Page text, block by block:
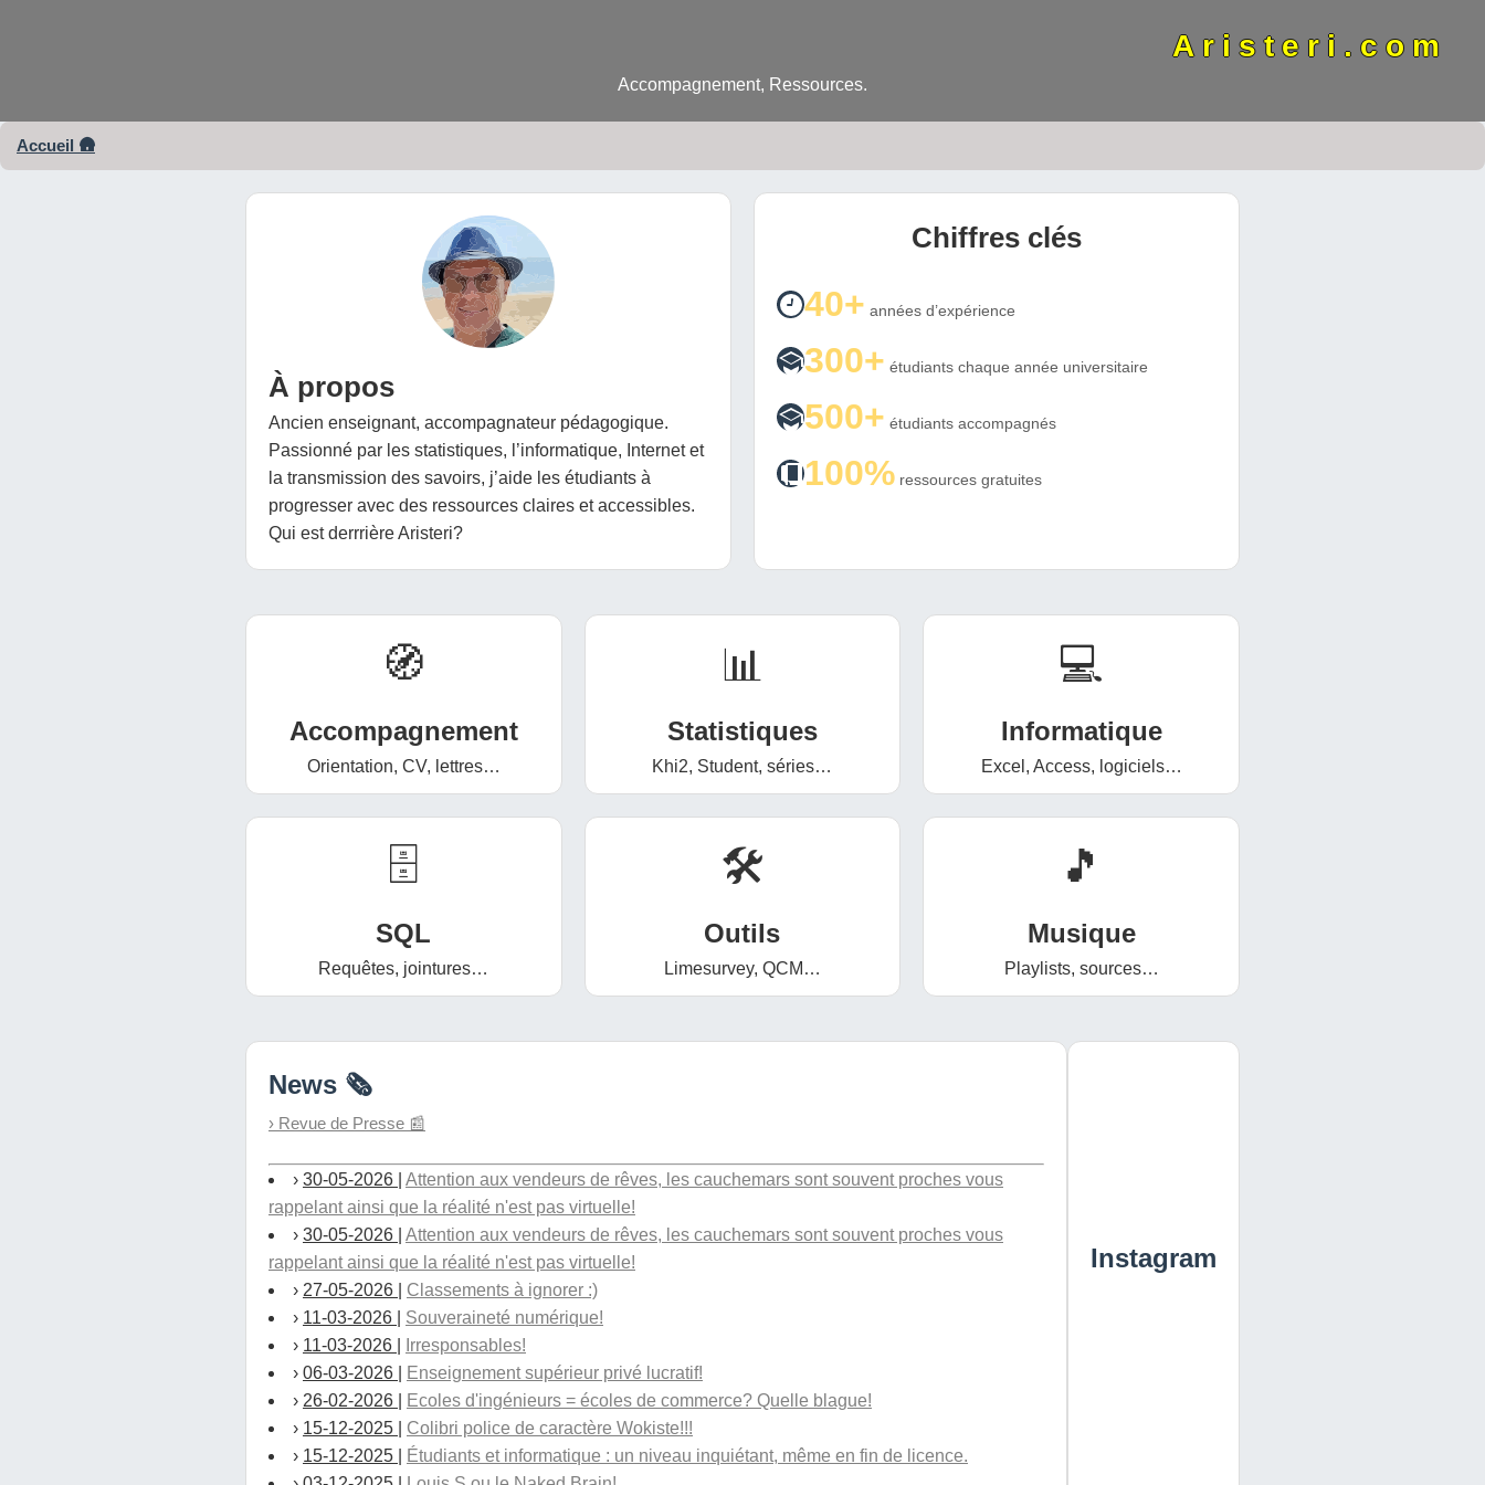
Aristeri.com
Accompagnement, Ressources.
Accueil 🛖
À propos
Ancien enseignant, accompagnateur pédagogique.
Passionné par les statistiques, l’informatique, Internet et
la transmission des savoirs, j’aide les étudiants à
progresser avec des ressources claires et accessibles.
Qui est derrrière Aristeri?
Chiffres clés
40+ années d’expérience
300+ étudiants chaque année universitaire
500+ étudiants accompagnés
100% ressources gratuites
🧭
Accompagnement
Orientation, CV, lettres…
📊
Statistiques
Khi2, Student, séries…
💻
Informatique
Excel, Access, logiciels…
🗄️
SQL
Requêtes, jointures…
🛠️
Outils
Limesurvey, QCM…
🎵
Musique
Playlists, sources…
News 🗞️
› Revue de Presse 📰
› 30-05-2026
Attention aux vendeurs de rêves, les cauchemars sont souvent proches vous
rappelant ainsi que la réalité n'est pas virtuelle!
› 30-05-2026
Attention aux vendeurs de rêves, les cauchemars sont souvent proches vous
rappelant ainsi que la réalité n'est pas virtuelle!
› 27-05-2026
Classements à ignorer :)
› 11-03-2026
Souveraineté numérique!
› 11-03-2026
Irresponsables!
› 06-03-2026
Enseignement supérieur privé lucratif!
› 26-02-2026
Ecoles d'ingénieurs = écoles de commerce? Quelle blague!
› 15-12-2025
Colibri police de caractère Wokiste!!!
› 15-12-2025
Étudiants et informatique : un niveau inquiétant, même en fin de licence.
Instagram